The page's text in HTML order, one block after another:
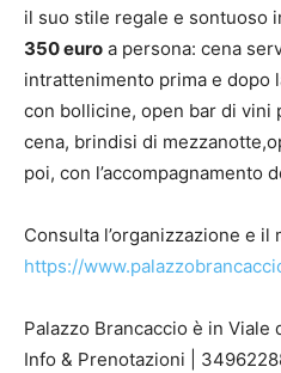
il suo stile regale e sontuoso
350 euro a persona: cena
intrattenimento prima e dopo
con bollicine, open bar di vini
cena, brindisi di
poi, con l’accompagnamento
Consulta l’organizzazione e il
https://
Palazzo Brancaccio è in Viale
Info & Prenotazioni |